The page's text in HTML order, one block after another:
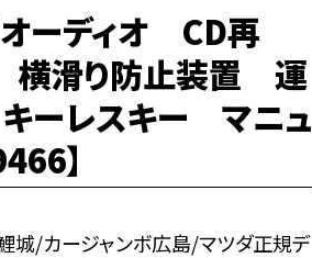
ーディオ CD再
滑り防止装置 運
ーレスキー マニュ
】
城/カージャンボ広島/マツダ正規デ